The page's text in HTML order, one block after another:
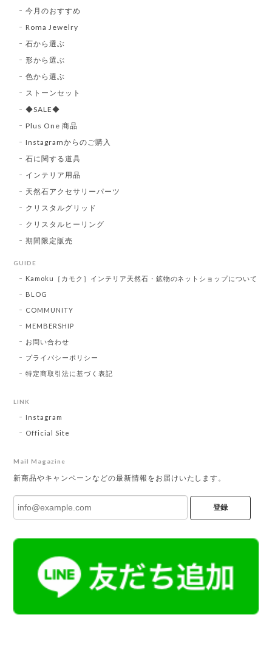
今月のおすすめ
Roma Jewelry
石から選ぶ
形から選ぶ
色から選ぶ
ストーンセット
◆SALE◆
Plus One 商品
Instagramからのご購入
石に関する道具
インテリア用品
天然石アクセサリーパーツ
クリスタルグリッド
クリスタルヒーリング
期間限定販売
GUIDE
Kamoku［カモク］インテリア天然石・鉱物のネットショップについて
BLOG
COMMUNITY
MEMBERSHIP
お問い合わせ
プライバシーポリシー
特定商取引法に基づく表記
LINK
Instagram
Official Site
Mail Magazine
新商品やキャンペーンなどの最新情報をお届けいたします。
登録